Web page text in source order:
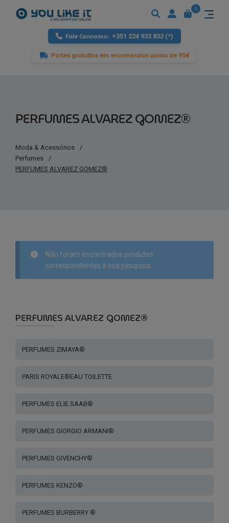
Fale Connosco: +351 224 933 832 (*)
Portes gratuitos em encomendas acima de 95€
0
PERFUMES ALVAREZ GOMEZ®
Moda & Acessórios
/
Perfumes
/
PERFUMES ALVAREZ GOMEZ®
Não foram encontrados produtos
correspondentes à sua pesquisa.
PERFUMES ALVAREZ GOMEZ®
PERFUMES ZIMAYA®
PARIS ROYALE®EAU TOILETTE
PERFUMES ELIE SAAB®
PERFUMES GIORGIO ARMANI®
PERFUMES GIVENCHY®
PERFUMES KENZO®
PERFUMES BURBERRY ®